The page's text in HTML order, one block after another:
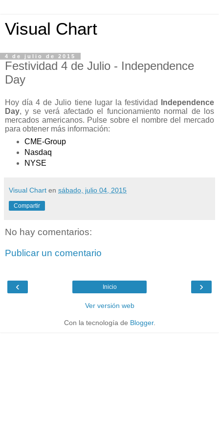
Visual Chart
4 de julio de 2015
Festividad 4 de Julio - Independence
Day
Hoy día 4 de Julio tiene lugar la festividad
Independence
Day, y se verá afectado el funcionamiento normal de los
mercados americanos. Pulse sobre el nombre del mercado
para obtener más información:
CME-Group
Nasdaq
NYSE
Visual Chart en sábado, julio 04, 2015
Compartir
No hay comentarios:
Publicar un comentario
‹ ›
Inicio
Ver versión web
Con la tecnología de Blogger.